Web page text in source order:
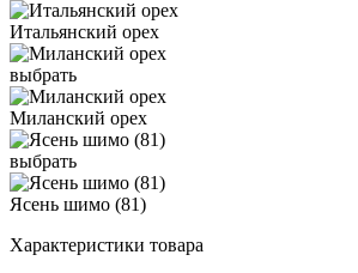
Итальянский орех
выбрать
Миланский орех
выбрать
Ясень шимо (81)
Характеристики товара